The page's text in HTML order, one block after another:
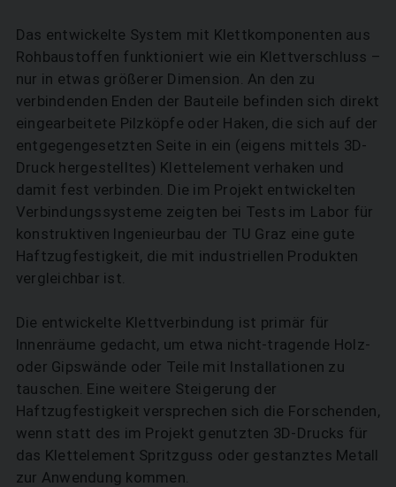
Das entwickelte System mit Klettkomponenten aus
Rohbaustoffen funktioniert wie ein Klettverschluss –
nur in etwas größerer Dimension. An den zu
verbindenden Enden der Bauteile befinden sich direkt
eingearbeitete Pilzköpfe oder Haken, die sich auf der
entgegengesetzten Seite in ein (eigens mittels 3D-
Druck hergestelltes) Klettelement verhaken und
damit fest verbinden. Die im Projekt entwickelten
Verbindungssysteme zeigten bei Tests im Labor für
konstruktiven Ingenieurbau der TU Graz eine gute
Haftzugfestigkeit, die mit industriellen Produkten
vergleichbar ist.
Die entwickelte Klettverbindung ist primär für
Innenräume gedacht, um etwa nicht-tragende Holz-
oder Gipswände oder Teile mit Installationen zu
tauschen. Eine weitere Steigerung der
Haftzugfestigkeit versprechen sich die Forschenden,
wenn statt des im Projekt genutzten 3D-Drucks für
das Klettelement Spritzguss oder gestanztes Metall
zur Anwendung kommen.
SUCHEN